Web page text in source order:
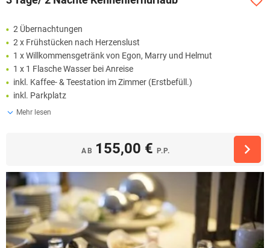
2 Übernachtungen
2 x Frühstücken nach Herzenslust
1 x Willkommensgetränk von Egon, Marry und Helmut
1 x 1 Flasche Wasser bei Anreise
inkl. Kaffee- & Teestation im Zimmer (Erstbefüll.)
inkl. Parkplatz
Mehr lesen
AB 155,00 € P.P.